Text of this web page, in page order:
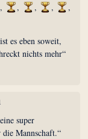
, , , ,
,
es eben soweit,
nichts mehr“
super
Mannschaft.“